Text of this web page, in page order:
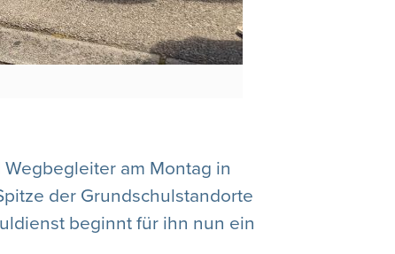
am Montag in
der Grundschulstandorte
beginnt für ihn nun ein